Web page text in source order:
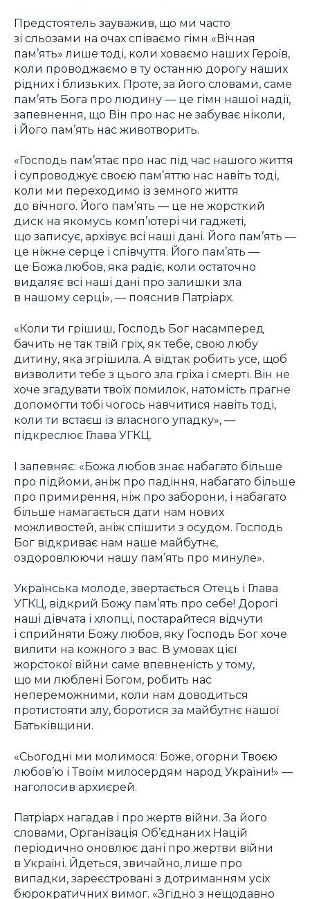
Предстоятель зауважив, що ми часто
зі сльозами на очах співаємо гімн «Вічная
пам’ять» лише тоді, коли ховаємо наших Героїв,
коли проводжаємо в ту останню дорогу наших
рідних і близьких. Проте, за його словами, саме
пам’ять Бога про людину — це гімн нашої надії,
запевнення, що Він про нас не забуває ніколи,
і Його пам’ять нас животворить.
«Господь пам’ятає про нас під час нашого життя
і супроводжує своєю пам’яттю нас навіть тоді,
коли ми переходимо із земного життя
до вічного. Його пам’ять — це не жорсткий
диск на якомусь комп’ютері чи гаджеті,
що записує, архівує всі наші дані. Його пам’ять —
це ніжне серце і співчуття. Його пам’ять —
це Божа любов, яка радіє, коли остаточно
видаляє всі наші дані про залишки зла
в нашому серці», — пояснив Патріарх.
«Коли ти грішиш, Господь Бог насамперед
бачить не так твій гріх, як тебе, свою любу
дитину, яка згрішила. А відтак робить усе, щоб
визволити тебе з цього зла гріха і смерті. Він не
хоче згадувати твоїх помилок, натомість прагне
допомогти тобі чогось навчитися навіть тоді,
коли ти встаєш із власного упадку», —
підкреслює Глава УГКЦ.
І запевняє: «Божа любов знає набагато більше
про підйоми, аніж про падіння, набагато більше
про примирення, ніж про заборони, і набагато
більше намагається дати нам нових
можливостей, аніж спішити з осудом. Господь
Бог відкриває нам наше майбутнє,
оздоровлюючи нашу пам’ять про минуле».
Українська молоде, звертається Отець і Глава
УГКЦ, відкрий Божу пам’ять про себе! Дорогі
наші дівчата і хлопці, постарайтеся відчути
і сприйняти Божу любов, яку Господь Бог хоче
вилити на кожного з вас. В умовах цієї
жорстокої війни саме впевненість у тому,
що ми люблені Богом, робить нас
непереможними, коли нам доводиться
протистояти злу, боротися за майбутнє нашої
Батьківщини.
«Сьогодні ми молимося: Боже, огорни Твоєю
любов’ю і Твоїм милосердям народ України!» —
наголосив архиєрей.
Патріарх нагадав і про жертв війни. За його
словами, Організація Об’єднаних Націй
періодично оновлює дані про жертви війни
в Україні. Йдеться, звичайно, лише про
випадки, зареєстровані з дотриманням усіх
бюрократичних вимог. «Згідно з нещодавно